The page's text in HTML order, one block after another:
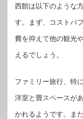
西館は以下のような
す。まず、コストパ
費を抑えて他の観光
えるでしょう。
ファミリー旅行、特
洋室と畳スペースが
かれるようです。ま